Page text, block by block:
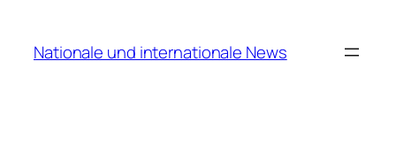
springen
Nationale und internationale News